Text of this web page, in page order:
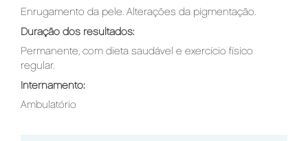
Enrugamento da pele. Alterações da pigmentação.
Duração dos resultados:
Permanente, com dieta saudável e exercício físico
regular.
Internamento:
Ambulatório